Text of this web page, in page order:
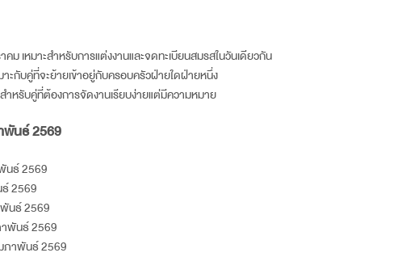
ม เหมาะสำหรับการแต่งงานและจดทะเบียนสมรสในวันเดียวกัน
ะกับคู่ที่จะย้ายเข้าอยู่กับครอบครัวฝ่ายใดฝ่ายหนึ่ง
สำหรับคู่ที่ต้องการจัดงานเรียบง่ายแต่มีความหมาย
พันธ์2569
นธ์2569
2569
นธ์2569
พันธ์2569
ภาพันธ์2569